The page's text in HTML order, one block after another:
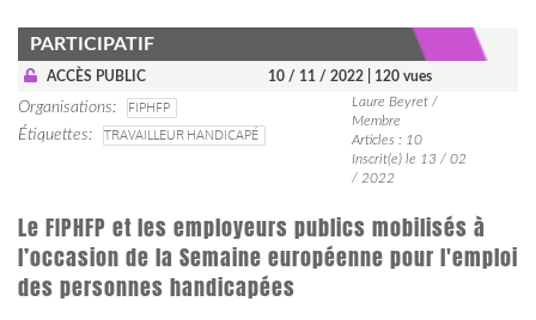
PARTICIPATIF
ACCÈS PUBLIC 10 / 11 / 2022 | 120 vues
Organisations
FIPHFP
Étiquettes
TRAVAILLEUR HANDICAPÉ
Laure Beyret /
Membre
Articles : 10
Inscrit(e) le 13 / 02
/ 2022
Le FIPHFP et les employeurs publics mobilisés à
l’occasion de la Semaine européenne pour l'emploi
des personnes handicapées